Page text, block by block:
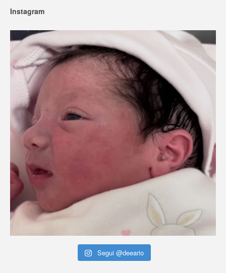
Instagram
Segui @deeario